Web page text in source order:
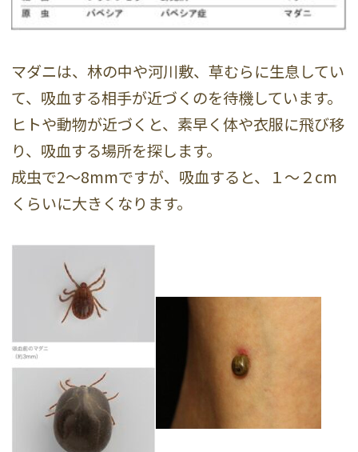
マダニは、林の中や河川敷、草むらに生息してい
て、吸血する相手が近づくのを待機しています。
ヒトや動物が近づくと、素早く体や衣服に飛び移
り、吸血する場所を探します。
成虫で2〜8mmですが、吸血すると、１〜２cm
くらいに大きくなります。